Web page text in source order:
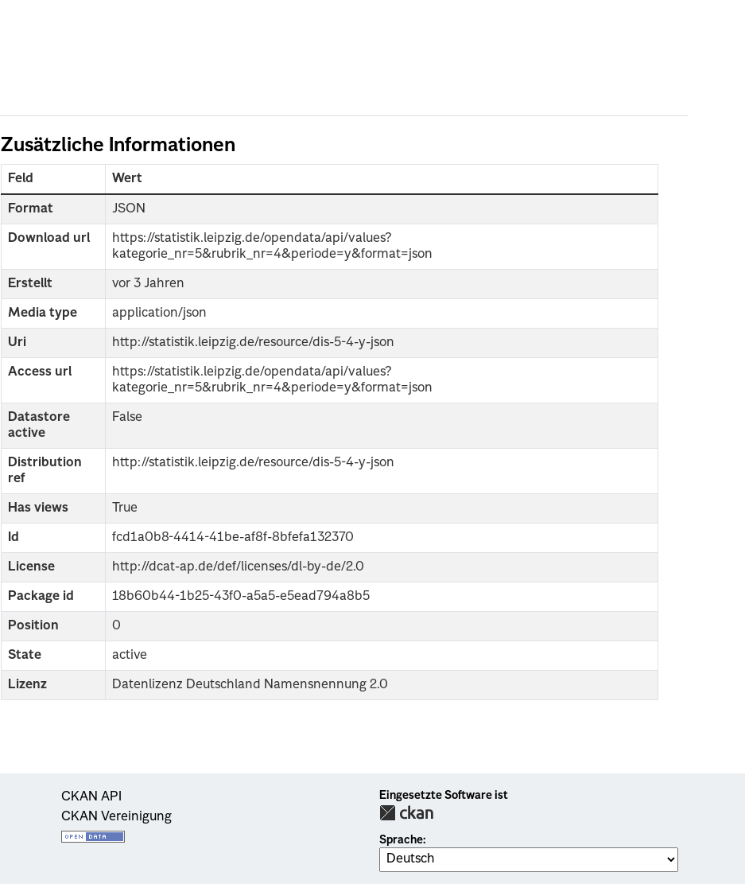
Zusätzliche Informationen
Feld Wert
Format JSON
Download url
https://statistik.leipzig.de/opendata/api/values?
kategorie_nr=5&rubrik_nr=4&periode=y&format=json
Erstellt vor 3 Jahren
Media type application/json
Uri http://statistik.leipzig.de/resource/dis-5-4-y-json
Access url
https://statistik.leipzig.de/opendata/api/values?
kategorie_nr=5&rubrik_nr=4&periode=y&format=json
Datastore
active
False
Distribution
ref
http://statistik.leipzig.de/resource/dis-5-4-y-json
Has views True
Id fcd1a0b8-4414-41be-af8f-8bfefa132370
License http://dcat-ap.de/def/licenses/dl-by-de/2.0
Package id 18b60b44-1b25-43f0-a5a5-e5ead794a8b5
Position 0
State active
Lizenz Datenlizenz Deutschland Namensnennung 2.0
CKAN API
CKAN Vereinigung
Eingesetzte Software ist
Sprache